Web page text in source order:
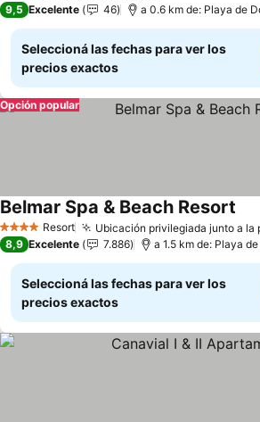
9,5 Excelente 46 a 0.6 km de: Playa de
Seleccioná las fechas para ver los
precios exactos
Opción popular
4 EstrellasResort Ubicación privilegiada junto a la
Belmar Spa & Beach Resort
8,9 Excelente 7.886 a 1.5 km de: Playa
Seleccioná las fechas para ver los
precios exactos